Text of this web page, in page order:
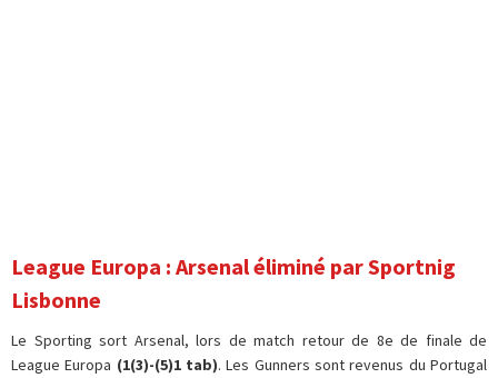
League Europa : Arsenal éliminé par Sportnig
Lisbonne
Le Sporting sort Arsenal, lors de match retour de 8e de finale de
League Europa (1(3)-(5)1 tab). Les Gunners sont revenus du Portugal